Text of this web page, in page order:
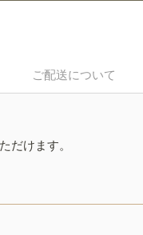
ご配送について
だけます。